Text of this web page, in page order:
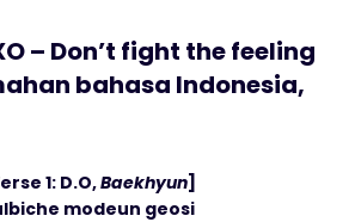
– Don’t fight the feeling
bahasa Indonesia,
1: D.O,Baekhyun]
modeun geosi